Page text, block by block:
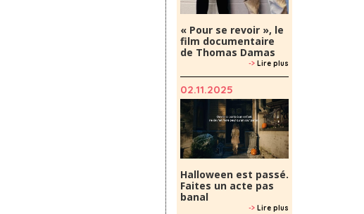
« Pour se revoir », le
film documentaire
de Thomas Damas
-> Lire plus
02.11.2025
Halloween est passé.
Faites un acte pas
banal
-> Lire plus